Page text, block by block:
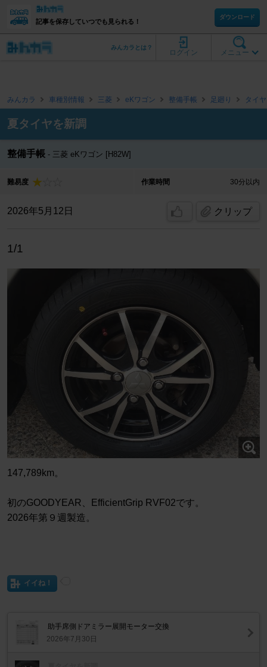
記事を保存していつでも見られる！
ダウンロード
メニュー
ログイン
みんカラとは？
みんカラ 車種別情報 三菱 eKワゴン 整備手帳 足廻り タイ
夏タイヤを新調
整備手帳 三菱 eKワゴン [H82W]
難易度 作業時間 30分以内
2026年5月12日 クリップ
1/1
147,789km。
初のGOODYEAR、EfficientGrip RVF02です。
2026年第９週製造。
イイね！
助手席側ドアミラー展開モーター交換
2026年7月30日